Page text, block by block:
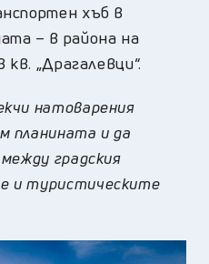
хъб в
– в района на
кв. „Драгалевци“.
натоварения
планината и да
градския
и туристическите